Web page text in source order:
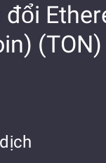
đổi
(TON)